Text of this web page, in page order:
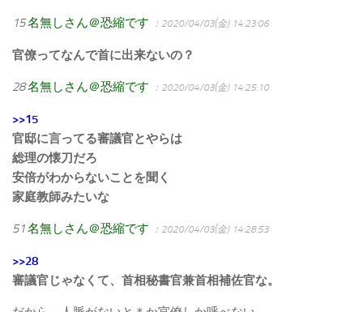
15名無しさん＠恐縮です ：2020/04/03(金) 14:23:06
官僚ってなんで首に出来ないの？
28名無しさん＠恐縮です ：2020/04/03(金) 14:25:10
>>15
官邸に言ってる審議官とやらは
総理の懐刀だろ
安倍がわからないことを聞く
家庭教師みたいな
51名無しさん＠恐縮です ：2020/04/03(金) 14:28:53
>>28
審議官じゃなくて、首相秘書官兼首相補佐官な。